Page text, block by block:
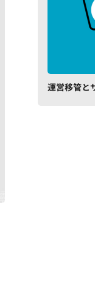
運営移管と